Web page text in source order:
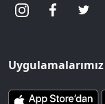
Uygulamalarımız